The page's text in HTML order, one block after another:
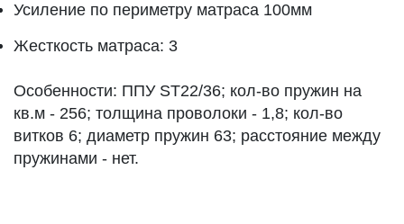
Усиление по периметру матраса 100мм
Жесткость матраса: 3
Особенности: ППУ ST22/36; кол-во пружин на
кв.м - 256; толщина проволоки - 1,8; кол-во
витков 6; диаметр пружин 63; расстояние между
пружинами - нет.